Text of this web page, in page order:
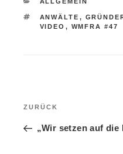
KATEGORIEN
ALLGEMEIN
SCHLAGWÖRTER
ANWÄLTE ,
VIDEO , WMFRA #47
Vorheriger
Beitrag
ZURÜCK
„Wir setzen auf